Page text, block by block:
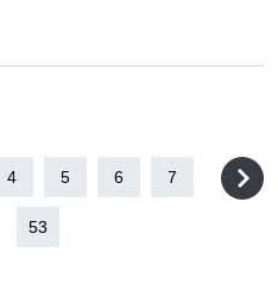
4 5 6 7
53